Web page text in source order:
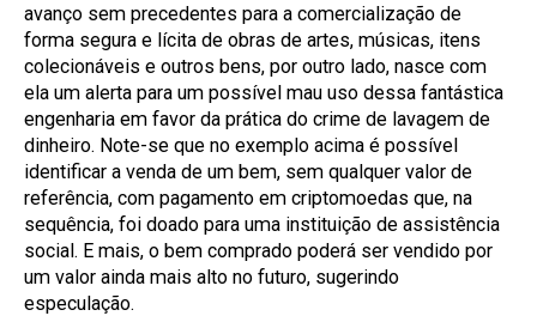
avanço sem precedentes para a comercialização de
forma segura e lícita de obras de artes, músicas, itens
colecionáveis e outros bens, por outro lado, nasce com
ela um alerta para um possível mau uso dessa fantástica
engenharia em favor da prática do crime de lavagem de
dinheiro. Note-se que no exemplo acima é possível
identificar a venda de um bem, sem qualquer valor de
referência, com pagamento em criptomoedas que, na
sequência, foi doado para uma instituição de assistência
social. E mais, o bem comprado poderá ser vendido por
um valor ainda mais alto no futuro, sugerindo
especulação.